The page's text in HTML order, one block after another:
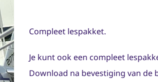
Compleet lespakket.
Je kunt ook een compleet
Download na bevestiging van de